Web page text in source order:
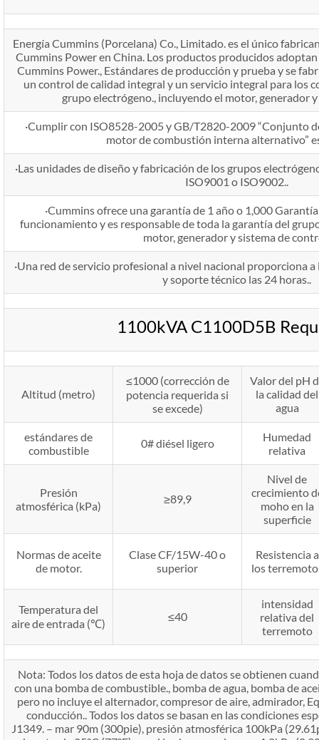
Energía Cummins (Porcelana) Co., Limitado. es el único
Cummins Power en China. Los productos producidos
Cummins Power., Estándares de producción y prueba y se
un control de calidad integral y un servicio integral para los
grupo electrógeno., incluyendo el motor, generador
·Cumplir con ISO8528-2005 y GB/T2820-2009 “Conjunto
motor de combustión interna alternativo”
·Las unidades de diseño y fabricación de los grupos
ISO9001 o ISO9002..
·Cummins ofrece una garantía de 1 año o 1,000
funcionamiento y es responsable de toda la garantía del
motor, generador y sistema de
·Una red de servicio profesional a nivel nacional proporciona
y soporte técnico las 24 horas..
1100kVA C1100D5B
Altitud (metro)
≤1000 (corrección de
potencia requerida si
se excede)
Valor del pH
la calidad del
agua
estándares de
combustible
0# diésel ligero
Humedad
relativa
Presión
atmosférica (kPa)
≥89,9
Nivel de
crecimiento
moho en la
superficie
Normas de aceite
de motor.
Clase CF/15W-40 o
superior
Resistencia a
los
Temperatura del
aire de entrada (℃)
≤40
intensidad
relativa del
terremoto
Nota: Todos los datos de esta hoja de datos se obtienen
con una bomba de combustible., bomba de agua, bomba de
pero no incluye el alternador, compresor de aire, admirador,
conducción.. Todos los datos se basan en las condiciones
J1349. – mar 90m (300pie), presión atmosférica 100kPa